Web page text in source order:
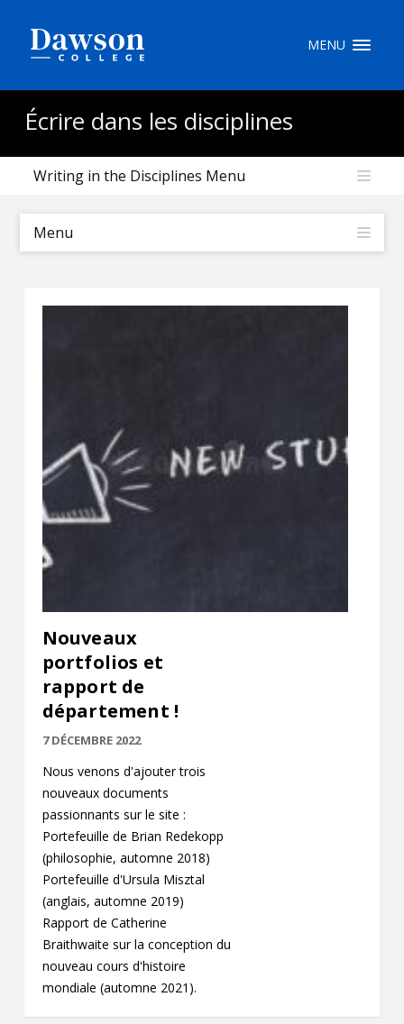
MENU
Écrire dans les disciplines
Writing in the Disciplines Menu
Menu
Nouveaux
portfolios et
rapport de
département !
7 DÉCEMBRE 2022
Nous venons d'ajouter trois
nouveaux documents
passionnants sur le site :
Portefeuille de Brian Redekopp
(philosophie, automne 2018)
Portefeuille d'Ursula Misztal
(anglais, automne 2019)
Rapport de Catherine
Braithwaite sur la conception du
nouveau cours d'histoire
mondiale (automne 2021).
EN
Comment postuler
Informations